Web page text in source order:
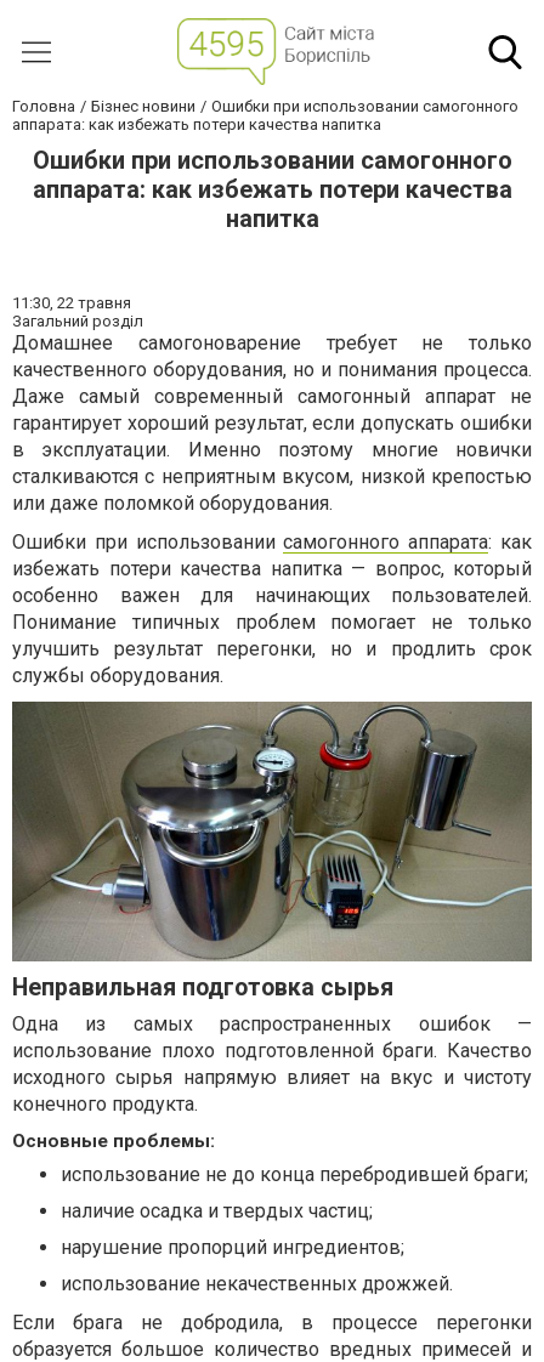
Головна Бізнес новини
Ошибки при использовании самогонного
аппарата: как избежать потери качества напитка
Ошибки при использовании самогонного
аппарата: как избежать потери качества
напитка
11:30, 22 травня
Загальний розділ
Домашнее самогоноварение требует не только
качественного оборудования, но и понимания процесса.
Даже самый современный самогонный аппарат не
гарантирует хороший результат, если допускать ошибки
в эксплуатации. Именно поэтому многие новички
сталкиваются с неприятным вкусом, низкой крепостью
или даже поломкой оборудования.
Ошибки при использованиисамогонного аппарата: как
избежать потери качества напитка — вопрос, который
особенно важен для начинающих пользователей.
Понимание типичных проблем помогает не только
улучшить результат перегонки, но и продлить срок
службы оборудования.
Неправильная подготовка сырья
Одна из самых распространенных ошибок —
использование плохо подготовленной браги. Качество
исходного сырья напрямую влияет на вкус и чистоту
конечного продукта.
Основные проблемы:
использование не до конца перебродившей браги;
наличие осадка и твердых частиц;
нарушение пропорций ингредиентов;
использование некачественных дрожжей.
Если брага не добродила, в процессе перегонки
образуется большое количество вредных примесей и